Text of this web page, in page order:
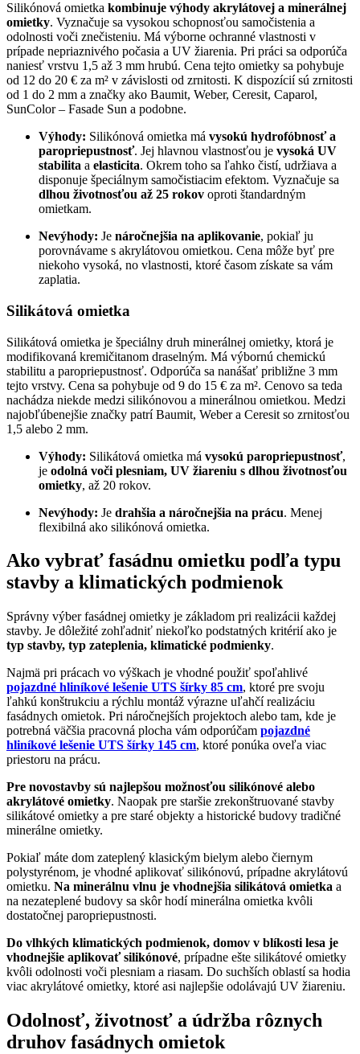
Silikónová omietka kombinuje výhody akrylátovej a minerálnej
omietky. Vyznačuje sa vysokou schopnosťou samočistenia a
odolnosti voči znečisteniu. Má výborne ochranné vlastnosti v
prípade nepriaznivého počasia a UV žiarenia. Pri práci sa odporúča
naniesť vrstvu 1,5 až 3 mm hrubú. Cena tejto omietky sa pohybuje
od 12 do 20 € za m² v závislosti od zrnitosti. K dispozícií sú zrnitosti
od 1 do 2 mm a značky ako Baumit, Weber, Ceresit, Caparol,
SunColor – Fasade Sun a podobne.
Výhody: Silikónová omietka má vysokú hydrofóbnosť a
paropriepustnosť. Jej hlavnou vlastnosťou je vysoká UV
stabilita a elasticita. Okrem toho sa ľahko čistí, udržiava a
disponuje špeciálnym samočistiacim efektom. Vyznačuje sa
dlhou životnosťou až 25 rokov oproti štandardným
omietkam.
Nevýhody: Je náročnejšia na aplikovanie, pokiaľ ju
porovnávame s akrylátovou omietkou. Cena môže byť pre
niekoho vysoká, no vlastnosti, ktoré časom získate sa vám
zaplatia.
Silikátová omietka
Silikátová omietka je špeciálny druh minerálnej omietky, ktorá je
modifikovaná kremičitanom draselným. Má výbornú chemickú
stabilitu a paropriepustnosť. Odporúča sa nanášať približne 3 mm
tejto vrstvy. Cena sa pohybuje od 9 do 15 € za m². Cenovo sa teda
nachádza niekde medzi silikónovou a minerálnou omietkou. Medzi
najobľúbenejšie značky patrí Baumit, Weber a Ceresit so zrnitosťou
1,5 alebo 2 mm.
Výhody: Silikátová omietka má vysokú paropriepustnosť,
je odolná voči plesniam, UV žiareniu s dlhou životnosťou
omietky, až 20 rokov.
Nevýhody: Je drahšia a náročnejšia na prácu. Menej
flexibilná ako silikónová omietka.
Ako vybrať fasádnu omietku podľa typu
stavby a klimatických podmienok
Správny výber fasádnej omietky je základom pri realizácii každej
stavby. Je dôležité zohľadniť niekoľko podstatných kritérií ako je
typ stavby, typ zateplenia, klimatické podmienky.
Najmä pri prácach vo výškach je vhodné použiť spoľahlivé
pojazdné hliníkové lešenie UTS šírky 85 cm, ktoré pre svoju
ľahkú konštrukciu a rýchlu montáž výrazne uľahčí realizáciu
fasádnych omietok. Pri náročnejších projektoch alebo tam, kde je
potrebná väčšia pracovná plocha vám odporúčam pojazdné
hliníkové lešenie UTS šírky 145 cm, ktoré ponúka oveľa viac
priestoru na prácu.
Pre novostavby sú najlepšou možnosťou silikónové alebo
akrylátové omietky. Naopak pre staršie zrekonštruované stavby
silikátové omietky a pre staré objekty a historické budovy tradičné
minerálne omietky.
Pokiaľ máte dom zateplený klasickým bielym alebo čiernym
polystyrénom, je vhodné aplikovať silikónovú, prípadne akrylátovú
omietku. Na minerálnu vlnu je vhodnejšia silikátová omietka a
na nezateplené budovy sa skôr hodí minerálna omietka kvôli
dostatočnej paropriepustnosti.
Do vlhkých klimatických podmienok, domov v blíkosti lesa je
vhodnejšie aplikovať silikónové, prípadne ešte silikátové omietky
kvôli odolnosti voči plesniam a riasam. Do suchších oblastí sa hodia
viac akrylátové omietky, ktoré asi najlepšie odolávajú UV žiareniu.
Odolnosť, životnosť a údržba rôznych
druhov fasádnych omietok